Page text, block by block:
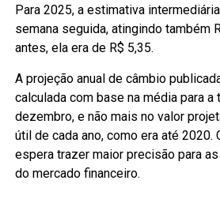
Para 2025, a estimativa
semana seguida, atingindo também
antes, ela era de R$ 5,35.
A projeção anual de câmbio
calculada com base na média para a
dezembro, e não mais no valor
útil de cada ano, como era até 2020.
espera trazer maior precisão para
do mercado financeiro.